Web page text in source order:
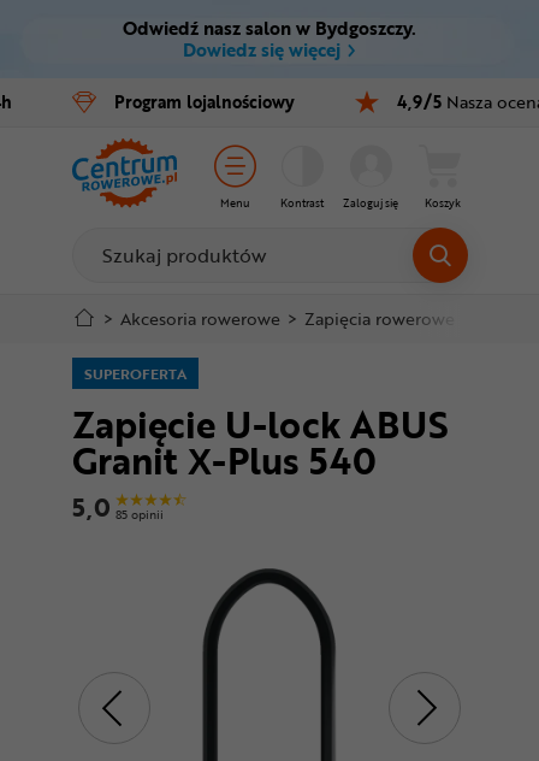
Ctrl M
Menu główne
Informacje o produkcie
Do koszyka
Szczegółowe informacje
Mapa strony
Odwiedź nasz salon w Bydgoszczy.
Dowiedz się więcej
Program lojalnościowy 4,9/5 Nasza
Menu Kontrast Zaloguj się Koszyk
Rowery
E-bike
Części
Akcesoria
Odzież
Kaski
Buty
Warsztat
> Akcesoria rowerowe > Zapięcia rowerowe
SUPEROFERTA
Zapięcie U-lock ABUS
Granit X-Plus 540
5,0 85 opinii